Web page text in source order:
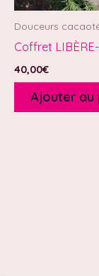
Douceurs
Coffret
40,00€
Ajouter au